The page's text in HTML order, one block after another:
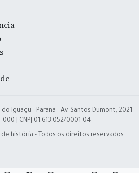
Iguaçu - Paraná - Av. Santos Dumont, 2021
000 | CNPJ 01.613.052/0001-04
de história - Todos os direitos reservados.